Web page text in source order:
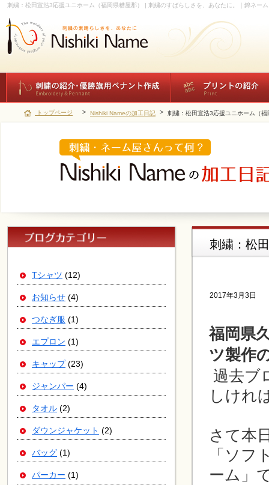
刺繍：松田宣浩3応援ユニホーム（福岡県糟屋郡） | 刺繍のすばらしさを、あなたに。｜錦ネーム
トップページ Nishiki Nameの加工日記 刺繍：松田宣浩3応援ユニホーム（福
刺繍：松
2017年3月3日
福岡県
ツ製作
過去
しけれ
さて本
「ソ
ーム」
Tシャツ (12)
お知らせ (4)
つなぎ服 (1)
エプロン (1)
キャップ(23)
ジャンパー (4)
タオル (2)
ダウンジャケット (2)
バッグ (1)
パーカー (1)